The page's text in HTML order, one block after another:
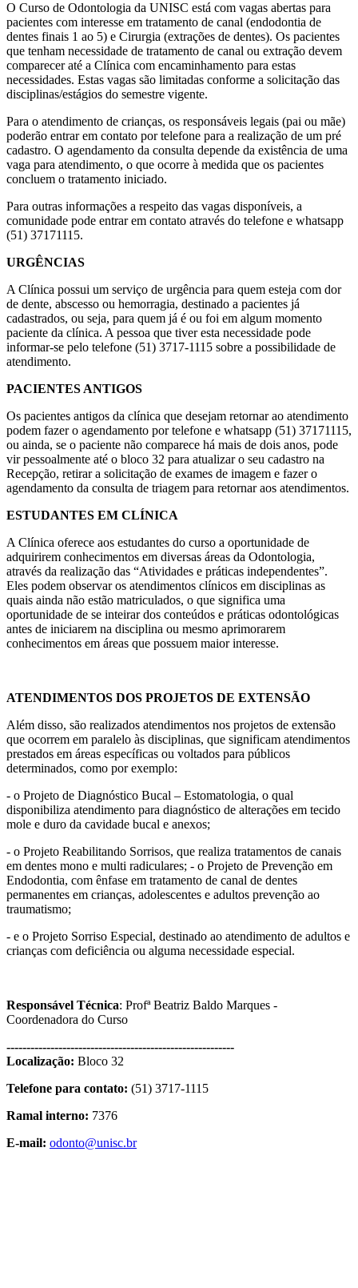
O Curso de Odontologia da UNISC está com vagas abertas para
pacientes com interesse em tratamento de canal (endodontia de
dentes finais 1 ao 5) e Cirurgia (extrações de dentes). Os pacientes
que tenham necessidade de tratamento de canal ou extração devem
comparecer até a Clínica com encaminhamento para estas
necessidades. Estas vagas são limitadas conforme a solicitação das
disciplinas/estágios do semestre vigente.
Para o atendimento de crianças, os responsáveis legais (pai ou mãe)
poderão entrar em contato por telefone para a realização de um pré
cadastro. O agendamento da consulta depende da existência de uma
vaga para atendimento, o que ocorre à medida que os pacientes
concluem o tratamento iniciado.
Para outras informações a respeito das vagas disponíveis, a
comunidade pode entrar em contato através do telefone e whatsapp
(51) 37171115.
URGÊNCIAS
A Clínica possui um serviço de urgência para quem esteja com dor
de dente, abscesso ou hemorragia, destinado a pacientes já
cadastrados, ou seja, para quem já é ou foi em algum momento
paciente da clínica. A pessoa que tiver esta necessidade pode
informar-se pelo telefone (51) 3717-1115 sobre a possibilidade de
atendimento.
PACIENTES ANTIGOS
Os pacientes antigos da clínica que desejam retornar ao atendimento
podem fazer o agendamento por telefone e whatsapp (51) 37171115,
ou ainda, se o paciente não comparece há mais de dois anos, pode
vir pessoalmente até o bloco 32 para atualizar o seu cadastro na
Recepção, retirar a solicitação de exames de imagem e fazer o
agendamento da consulta de triagem para retornar aos atendimentos.
ESTUDANTES EM CLÍNICA
A Clínica oferece aos estudantes do curso a oportunidade de
adquirirem conhecimentos em diversas áreas da Odontologia,
através da realização das “Atividades e práticas independentes”.
Eles podem observar os atendimentos clínicos em disciplinas as
quais ainda não estão matriculados, o que significa uma
oportunidade de se inteirar dos conteúdos e práticas odontológicas
antes de iniciarem na disciplina ou mesmo aprimorarem
conhecimentos em áreas que possuem maior interesse.
ATENDIMENTOS DOS PROJETOS DE EXTENSÃO
Além disso, são realizados atendimentos nos projetos de extensão
que ocorrem em paralelo às disciplinas, que significam atendimentos
prestados em áreas específicas ou voltados para públicos
determinados, como por exemplo:
- o Projeto de Diagnóstico Bucal – Estomatologia, o qual
disponibiliza atendimento para diagnóstico de alterações em tecido
mole e duro da cavidade bucal e anexos;
- o Projeto Reabilitando Sorrisos, que realiza tratamentos de canais
em dentes mono e multi radiculares; - o Projeto de Prevenção em
Endodontia, com ênfase em tratamento de canal de dentes
permanentes em crianças, adolescentes e adultos prevenção ao
traumatismo;
- e o Projeto Sorriso Especial, destinado ao atendimento de adultos e
crianças com deficiência ou alguma necessidade especial.
Responsável Técnica: Profª Beatriz Baldo Marques -
Coordenadora do Curso
---------------------------------------------------------
Localização: Bloco 32
Telefone para contato: (51) 3717-1115
Ramal interno: 7376
E-mail: odonto@unisc.br